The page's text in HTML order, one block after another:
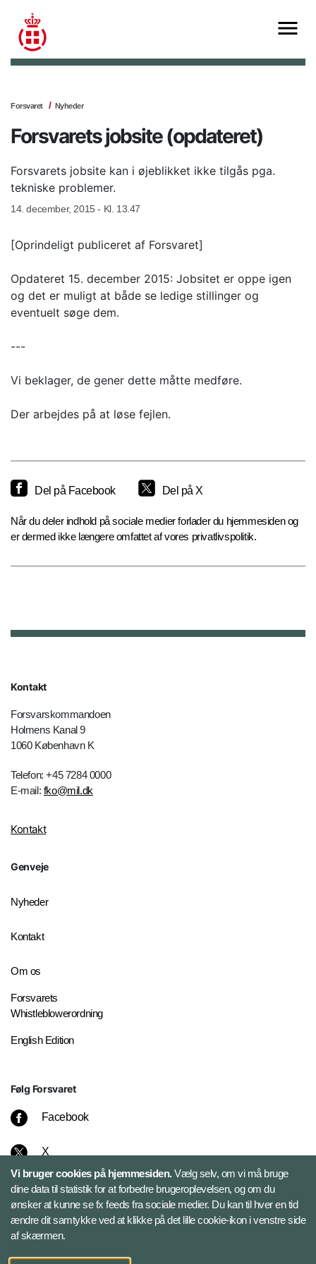
Forsvaret Nyheder
Forsvarets jobsite (opdateret)
Forsvarets jobsite kan i øjeblikket ikke tilgås pga.
tekniske problemer.
14. december, 2015 - Kl. 13.47
[Oprindeligt publiceret af Forsvaret]
Opdateret 15. december 2015: Jobsitet er oppe igen
og det er muligt at både se ledige stillinger og
eventuelt søge dem.
---
Vi beklager, de gener dette måtte medføre.
Der arbejdes på at løse fejlen.
Del på Facebook Del på X
Når du deler indhold på sociale medier forlader du hjemmesiden og
er dermed ikke længere omfattet af vores privatlivspolitik.
Kontakt
Forsvarskommandoen
Holmens Kanal 9
1060 København K
Telefon: +45 7284 0000
E-mail: fko@mil.dk
Kontakt
Genveje
Nyheder
Kontakt
Om os
Forsvarets
Whistleblowerordning
English Edition
Følg Forsvaret
Facebook
X
Instagram
Bluesky
LinkedIn
Vi bruger cookies på hjemmesiden.Vælg selv, om vi må bruge
dine data til statistik for at forbedre brugeroplevelsen, og om du
ønsker at kunne se fx feeds fra sociale medier. Du kan til hver en tid
ændre dit samtykke ved at klikke på det lille cookie-ikon i venstre side
af skærmen.